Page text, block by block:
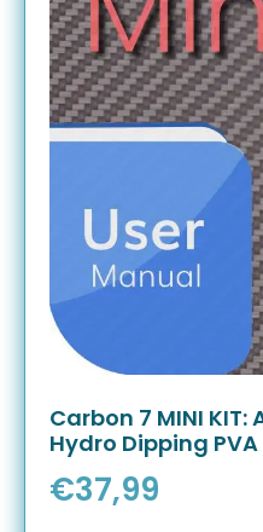
Carbon 7 MINI
Hydro Dipping PVA
€37,99